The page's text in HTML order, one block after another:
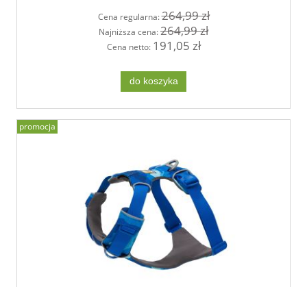
Cena regularna:264,99 zł
Najniższa cena:264,99 zł
Cena netto: 191,05 zł
do koszyka
promocja